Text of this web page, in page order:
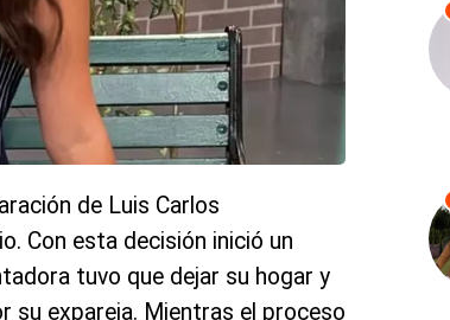
de Luis Carlos
Con esta decisión inició un
tuvo que dejar su hogar y
su expareja. Mientras el proceso